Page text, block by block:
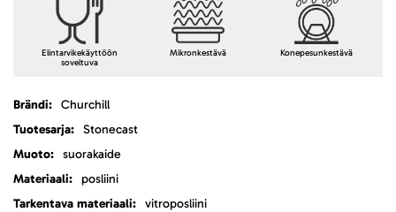
Elintarvikekäyttöön
soveltuva
Mikronkestävä Konepesunkestävä
LisätietojaChurchill
Stonecast
suorakaide
posliini
vitroposliini